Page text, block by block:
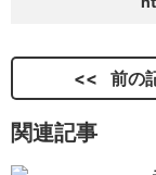
前の
関連記事